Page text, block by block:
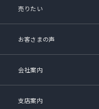
売りたい
お客さまの声
会社案内
支店案内